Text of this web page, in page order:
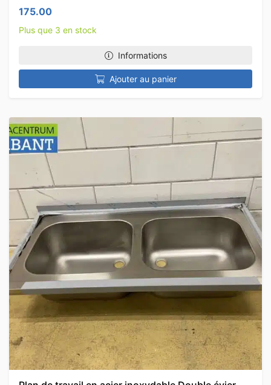
175.00
Plus que 3 en stock
Informations
Ajouter au panier